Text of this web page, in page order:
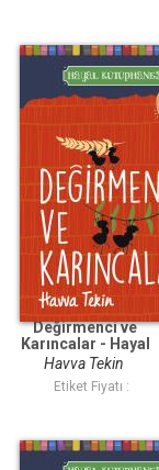
Değirmenci ve
Karıncalar - Hayal
Kütüphanesi 3
Havva Tekin
Etiket Fiyatı :